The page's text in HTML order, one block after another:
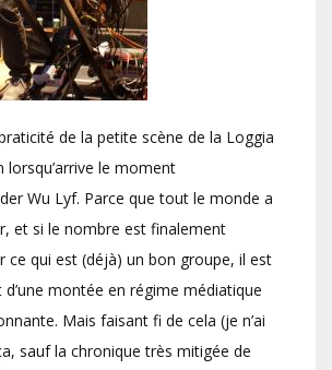
de la petite scène de la Loggia
lorsqu’arrive le moment
Wu Lyf. Parce que tout le monde a
et si le nombre est finalement
ce qui est (déjà) un bon groupe, il est
montée en régime médiatique
Mais faisant fi de cela (je n’ai
sauf la chronique très mitigée de